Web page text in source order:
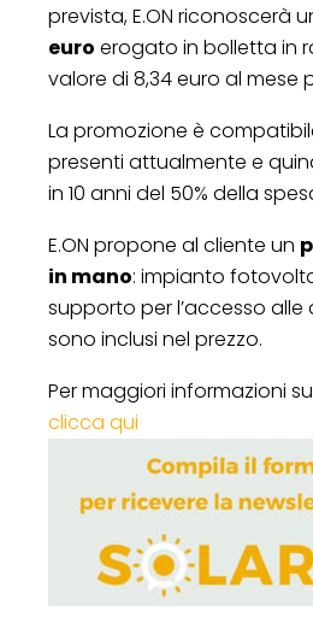
prevista, E.ON riconoscerà
euro erogato in bolletta in
valore di 8,34 euro al mese
La promozione è
presenti attualmente e
in 10 anni del 50% della
E.ON propone al cliente un
in mano: impianto
supporto per l’accesso alle
sono inclusi nel prezzo.
Per maggiori informazioni
clicca qui